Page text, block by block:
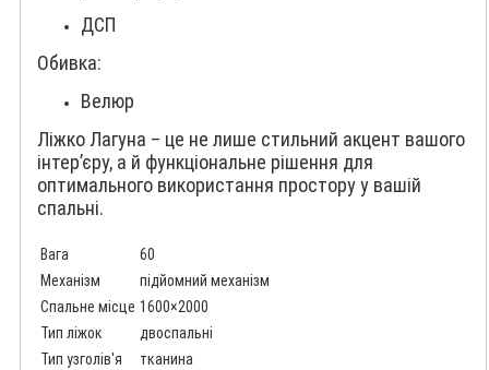
ДСП
Обивка:
Велюр
Ліжко Лагуна – це не лише стильний акцент вашого
інтер’єру, а й функціональне рішення для
оптимального використання простору у вашій
спальні.
Вага
60
Механізм
підйомний механізм
Спальне місце 1600×2000
Тип ліжок
двоспальні
Тип узголів'я
тканина